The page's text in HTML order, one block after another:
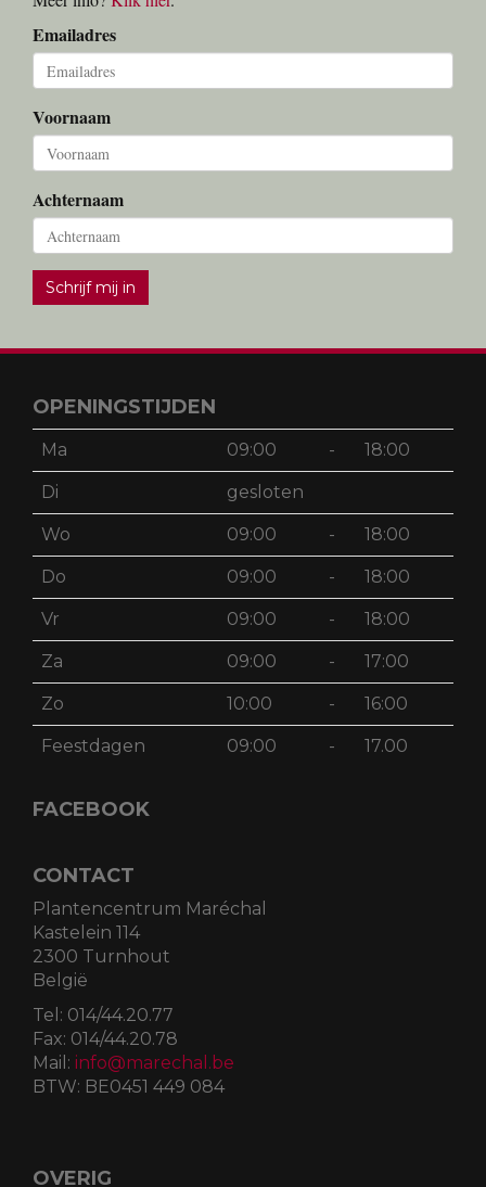
Emailadres
Voornaam
Achternaam
Schrijf mij in
OPENINGSTIJDEN
Ma 09:00 - 18:00
Di gesloten
Wo 09:00 - 18:00
Do 09:00 - 18:00
Vr 09:00 - 18:00
Za 09:00 - 17:00
Zo 10:00 - 16:00
Feestdagen 09:00 - 17.00
FACEBOOK
CONTACT
Plantencentrum Maréchal
Kastelein 114
2300 Turnhout
België
Tel: 014/44.20.77
Fax: 014/44.20.78
Mail: info@marechal.be
BTW: BE0451 449 084
OVERIG